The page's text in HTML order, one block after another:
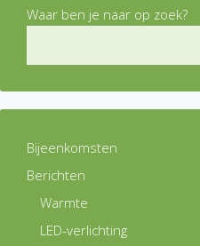
Waar ben je naar op zoek?
Bijeenkomsten
Berichten
Warmte
LED-verlichting